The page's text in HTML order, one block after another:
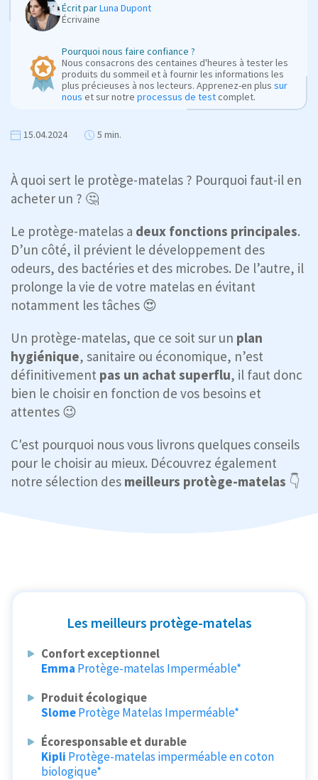
Écrit parLuna Dupont
Écrivaine
Pourquoi nous faire confiance ?
Nous consacrons des centaines d'heures à tester les
produits du sommeil et à fournir les informations les
plus précieuses à nos lecteurs. Apprenez-en plus sur
nous et sur notre processus de testcomplet.
15.04.2024 5 min.
À quoi sert le protège-matelas ? Pourquoi faut-il en
acheter un ? 🤔
Le protège-matelas a deux fonctions principales.
D’un côté, il prévient le développement des
odeurs, des bactéries et des microbes. De l’autre, il
prolonge la vie de votre matelas en évitant
notamment les tâches 😍
Un protège-matelas, que ce soit sur un plan
hygiénique, sanitaire ou économique, n’est
définitivement pas un achat superflu, il faut donc
bien le choisir en fonction de vos besoins et
attentes 😉
C'est pourquoi nous vous livrons quelques conseils
pour le choisir au mieux. Découvrez également
notre sélection des meilleurs protège-matelas 👇
Les meilleurs protège-matelas
Confort exceptionnel
Emma Protège-matelas Imperméable*
Produit écologique
SlomeProtège Matelas Imperméable*
Écoresponsable et durable
Kipli Protège-matelas imperméable en coton
biologique*